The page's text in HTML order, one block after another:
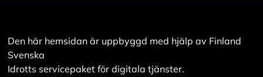
Den här hemsidan är uppbyggd med hjälp av Finland
Svenska
Idrotts servicepaket för digitala tjänster.